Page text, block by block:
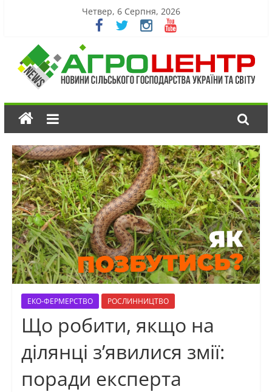
Четвер, 6 Серпня, 2026
ЕКО-ФЕРМЕРСТВО РОСЛИННИЦТВО
Що робити, якщо на
ділянці з’явилися змії:
поради експерта